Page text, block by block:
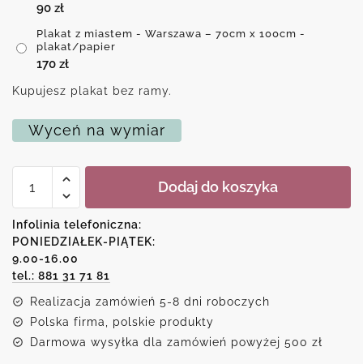
90 zł
Plakat z miastem - Warszawa – 70cm x 100cm -
plakat/papier
170 zł
Kupujesz plakat bez ramy.
Wyceń na wymiar
Plakat
-
Warszawa
Dodaj do koszyka
Infolinia telefoniczna:
PONIEDZIAŁEK-PIĄTEK:
9.00-16.00
tel.: 881 31 71 81
Realizacja zamówień 5-8 dni roboczych
Polska firma, polskie produkty
Darmowa wysyłka dla zamówień powyżej 500 zł